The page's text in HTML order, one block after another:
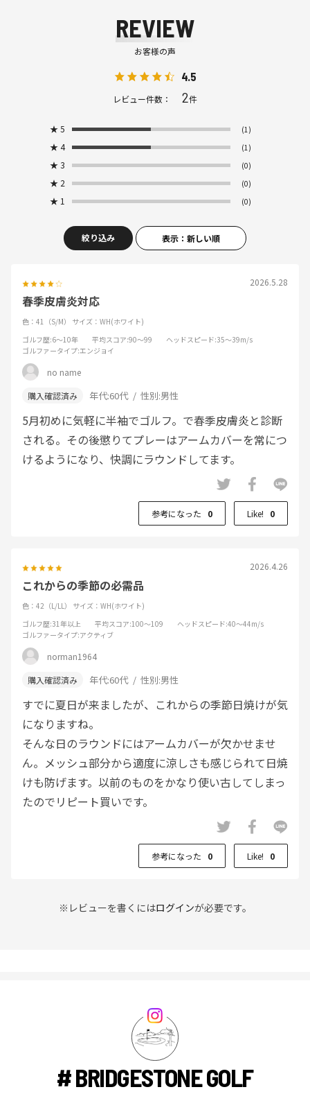
REVIEW
お客様の声
4.5
レビュー件数： 2件
★ 5 (1)
★ 4 (1)
★ 3 (0)
★ 2 (0)
★ 1 (0)
絞り込み 表示：新しい順
2026.5.28
春季皮膚炎対応
色：41（S/M）
サイズ：WH(ホワイト)
ゴルフ歴:6～10年 平均スコア:90～99 ヘッドスピード:35～39m/s
ゴルファータイプ:エンジョイ
no name
年代:60代 性別:男性
5月初めに気軽に半袖でゴルフ。で春季皮膚炎と診断
される。その後懲りてプレーはアームカバーを常につ
けるようになり、快調にラウンドしてます。
参考になった 0 Like! 0
2026.4.26
これからの季節の必需品
色：42（L/LL）
サイズ：WH(ホワイト)
ゴルフ歴:31年以上 平均スコア:100～109 ヘッドスピード:40～44m/s
ゴルファータイプ:アクティブ
norman1964
年代:60代 性別:男性
すでに夏日が来ましたが、これからの季節日焼けが気
になりますね。
そんな日のラウンドにはアームカバーが欠かせませ
ん。メッシュ部分から適度に涼しさも感じられて日焼
けも防げます。以前のものをかなり使い古してしまっ
たのでリピート買いです。
参考になった 0 Like! 0
※レビューを書くにはログインが必要です。
# BRIDGESTONE GOLF